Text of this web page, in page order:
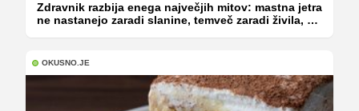
Zdravnik razbija enega največjih mitov: mastna jetra
ne nastanejo zaradi slanine, temveč zaradi živila, ki
OKUSNO.JE